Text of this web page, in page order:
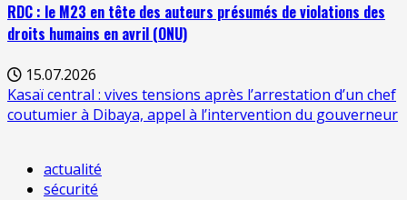
RDC : le M23 en tête des auteurs présumés de violations des
droits humains en avril (ONU)
15.07.2026
Kasaï central : vives tensions après l’arrestation d’un chef
coutumier à Dibaya, appel à l’intervention du gouverneur
actualité
sécurité